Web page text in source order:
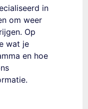
in
om weer
Op
wat je
en hoe